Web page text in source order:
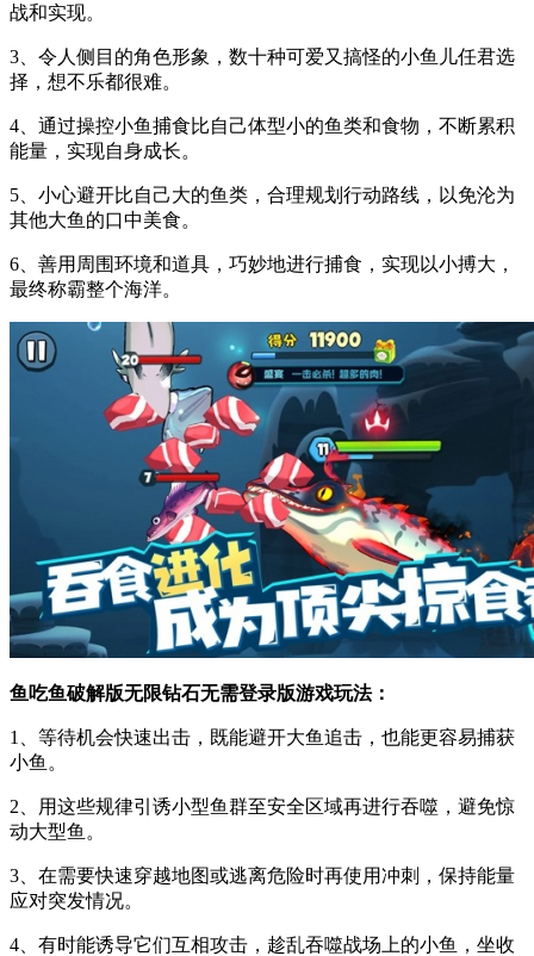
战和实现。
3、令人侧目的角色形象，数十种可爱又搞怪的小鱼儿任君选
择，想不乐都很难。
4、通过操控小鱼捕食比自己体型小的鱼类和食物，不断累积
能量，实现自身成长。
5、小心避开比自己大的鱼类，合理规划行动路线，以免沦为
其他大鱼的口中美食。
6、善用周围环境和道具，巧妙地进行捕食，实现以小搏大，
最终称霸整个海洋。
鱼吃鱼破解版无限钻石无需登录版游戏玩法：
1、等待机会快速出击，既能避开大鱼追击，也能更容易捕获
小鱼。
2、用这些规律引诱小型鱼群至安全区域再进行吞噬，避免惊
动大型鱼。
3、在需要快速穿越地图或逃离危险时再使用冲刺，保持能量
应对突发情况。
4、有时能诱导它们互相攻击，趁乱吞噬战场上的小鱼，坐收